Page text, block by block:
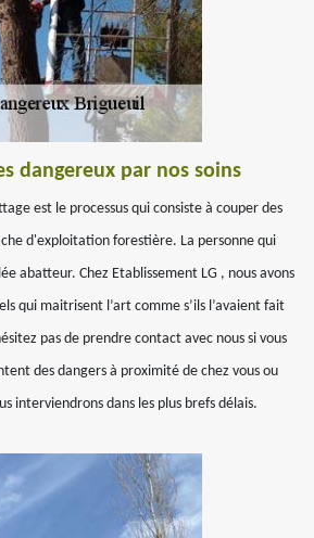
dangereux par nos soins
est le processus qui consiste à couper des
d'exploitation forestière. La personne qui
abatteur. Chez Etablissement LG , nous avons
qui maitrisent l’art comme s’ils l’avaient fait
pas de prendre contact avec nous si vous
des dangers à proximité de chez vous ou
interviendrons dans les plus brefs délais.